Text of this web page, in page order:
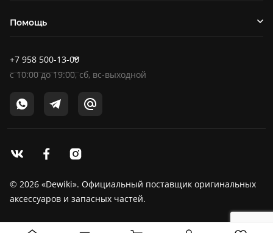
Помощь
+7 958 500-13-00
c10:00до19:00, сб, вс-выходной
© 2026 «Dewiki». Официальный поставщик оригинальных
аксессуаров и запасных частей.